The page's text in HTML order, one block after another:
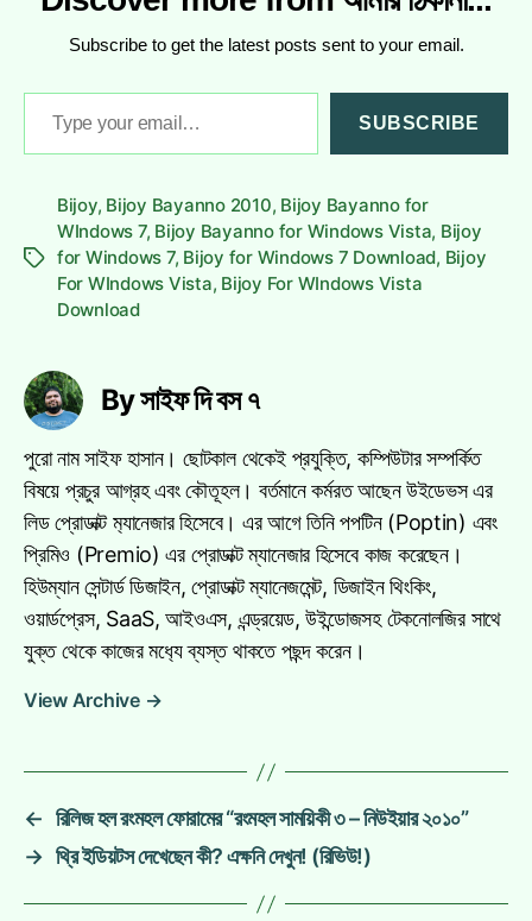
Subscribe to get the latest posts sent to your email.
your
email…
SUBSCRIBE
Tags
Bijoy, Bijoy Bayanno 2010, Bijoy Bayanno for
WIndows 7, Bijoy Bayanno for Windows Vista, Bijoy
for Windows 7, Bijoy for Windows 7 Download, Bijoy
For WIndows Vista, Bijoy For WIndows Vista
Download
By সাইফ দি বস ৭
পুরো নাম সাইফ হাসান। ছোটকাল থেকেই প্রযুক্তি, কম্পিউটার সম্পর্কিত
বিষয়ে প্রচুর আগ্রহ এবং কৌতূহল। বর্তমানে কর্মরত আছেন উইডেভস এর
লিড প্রোডাক্ট ম‍্যানেজার হিসেবে। এর আগে তিনি পপটিন (Poptin) এবং
প্রিমিও (Premio) এর প্রোডাক্ট ম্যানেজার হিসেবে কাজ করেছেন।
হিউম্যান সেন্টার্ড ডিজাইন, প্রোডাক্ট ম্যানেজমেন্ট, ডিজাইন থিংকিং,
ওয়ার্ডপ্রেস, SaaS, আইওএস, এন্ড্রয়েড, উইন্ডোজসহ টেকনোলজির সাথে
যুক্ত থেকে কাজের মধ‍্যে ব্যস্ত থাকতে পছন্দ করেন।
View Archive →
← রিলিজ হল রংমহল ফোরামের “রংমহল সাময়িকী ৩ – নিউইয়ার ২০১০”
→ থ্রি ইডিয়টস দেখেছেন কী? এক্ষনি দেখুন! (রিভিউ!)